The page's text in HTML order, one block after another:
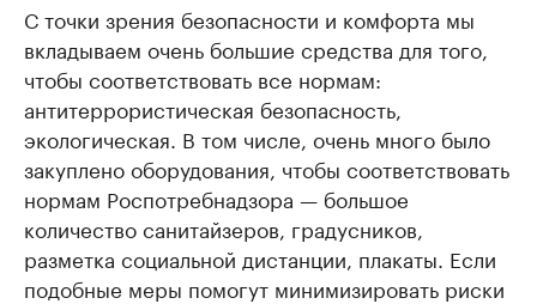
С точки зрения безопасности и комфорта мы
вкладываем очень большие средства для того,
чтобы соответствовать все нормам:
антитеррористическая безопасность,
экологическая. В том числе, очень много было
закуплено оборудования, чтобы соответствовать
нормам Роспотребнадзора — большое
количество санитайзеров, градусников,
разметка социальной дистанции, плакаты. Если
подобные меры помогут минимизировать риски